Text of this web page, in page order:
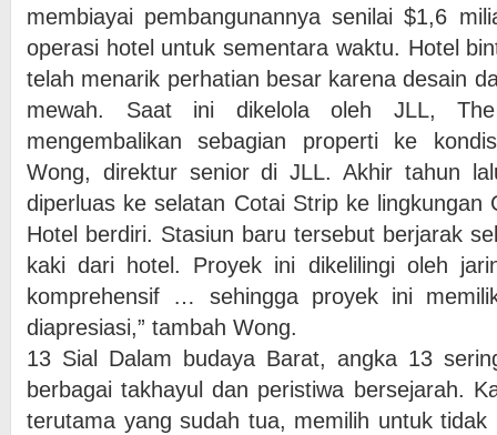
membiayai pembangunannya senilai $1,6
operasi hotel untuk sementara waktu. Hotel
telah menarik perhatian besar karena desain
mewah. Saat ini dikelola oleh JLL,
mengembalikan sebagian properti ke
Wong, direktur senior di JLL. Akhir tahun
diperluas ke selatan Cotai Strip ke lingkungan
Hotel berdiri. Stasiun baru tersebut berjarak
kaki dari hotel. Proyek ini dikelilingi oleh
komprehensif … sehingga proyek ini
diapresiasi,” tambah Wong.
13 Sial Dalam budaya Barat, angka 13
berbagai takhayul dan peristiwa bersejarah.
terutama yang sudah tua, memilih untuk tidak